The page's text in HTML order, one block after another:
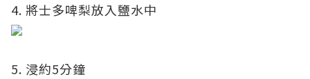
4. 將士多啤梨放入鹽水中
5. 浸約5分鐘